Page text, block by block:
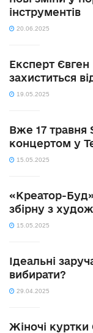
інструментів
20.06.2025
Експерт Євген
захиститься
19.05.2025
Вже 17 травня
концертом у
15.05.2025
«Креатор-
збірну з
15.05.2025
Ідеальні
вибирати?
29.04.2025
Жіночі куртки